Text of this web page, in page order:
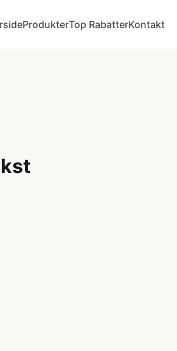
ProdukterTop RabatterKontakt